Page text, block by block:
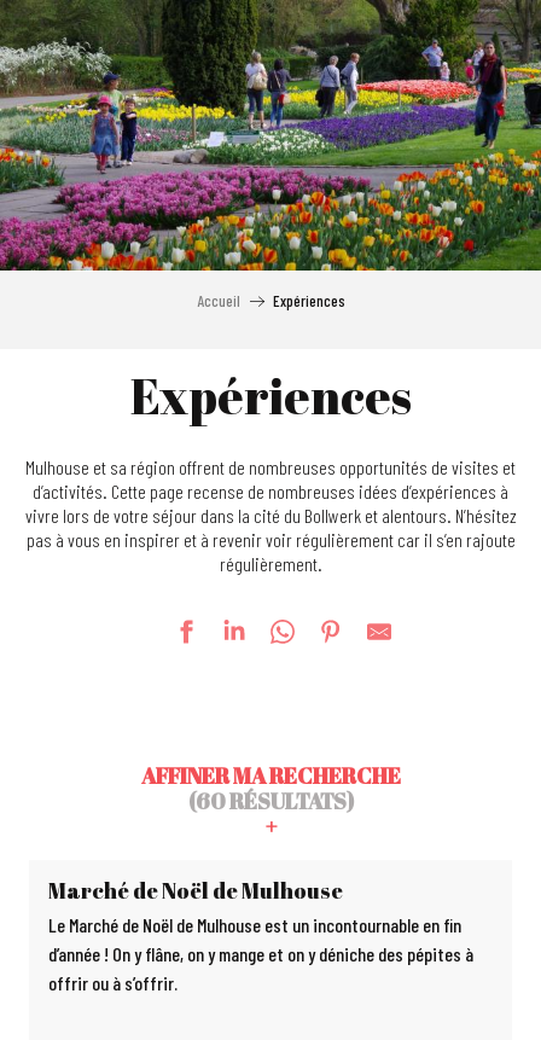
Aller
au
contenu
principal
Accueil Expériences
Expériences
Mulhouse et sa région offrent de nombreuses opportunités de visites et
d’activités. Cette page recense de nombreuses idées d’expériences à
vivre lors de votre séjour dans la cité du Bollwerk et alentours. N’hésitez
pas à vous en inspirer et à revenir voir régulièrement car il s’en rajoute
régulièrement.
AFFINER MA RECHERCHE
(60 RÉSULTATS)
Marché de Noël de Mulhouse
Le Marché de Noël de Mulhouse est un incontournable en fin
d’année ! On y flâne, on y mange et on y déniche des pépites à
offrir ou à s’offrir.